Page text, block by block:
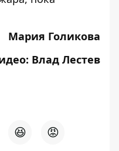
Мария Голикова
Влад Лестев
😆 😡